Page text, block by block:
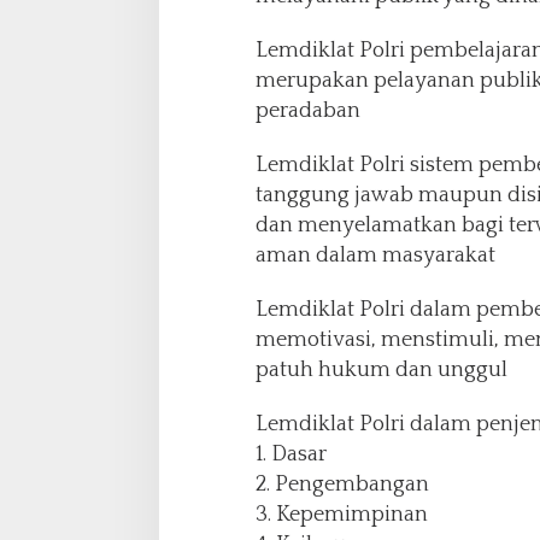
a
,
K
e
r
a
t
u
n
S
o
i
d
a
Lemdiklat Polri
merupakan pelayanan
peradaban
Lemdiklat Polri sistem
tanggung jawab maupun
dan menyelamatkan bagi
aman dalam masyarakat
Lemdiklat Polri dalam
memotivasi, menstimuli,
patuh hukum dan unggul
Lemdiklat Polri dalam
1. Dasar
2. Pengembangan
3. Kepemimpinan